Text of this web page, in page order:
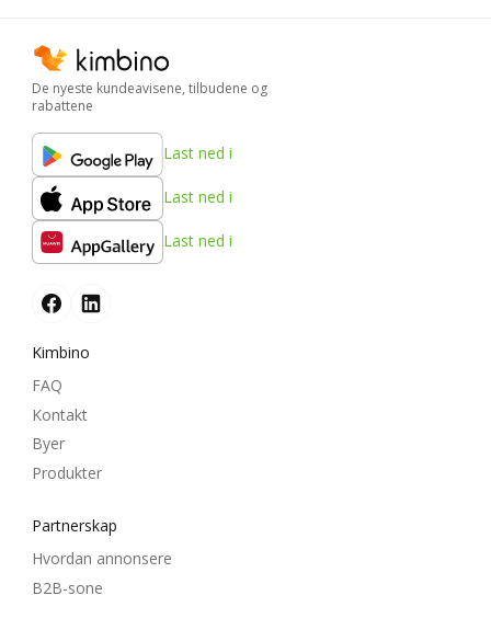
De nyeste kundeavisene, tilbudene og
rabattene
Last ned i
Last ned i
Last ned i
Kimbino
FAQ
Kontakt
Byer
Produkter
Partnerskap
Hvordan annonsere
B2B-sone